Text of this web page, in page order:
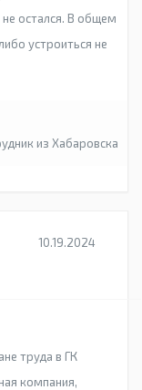
остался. В общем
устроиться не
из Хабаровска
10.19.2024
труда в ГК
компания,